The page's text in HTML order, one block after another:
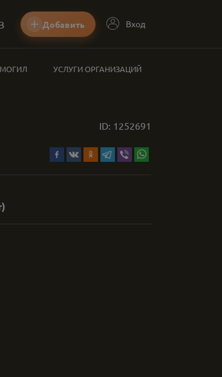
Добавить Вход
УСЛУГИ ОРГАНИЗАЦИЙ
ID: 1252691